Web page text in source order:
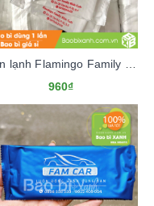
960₫